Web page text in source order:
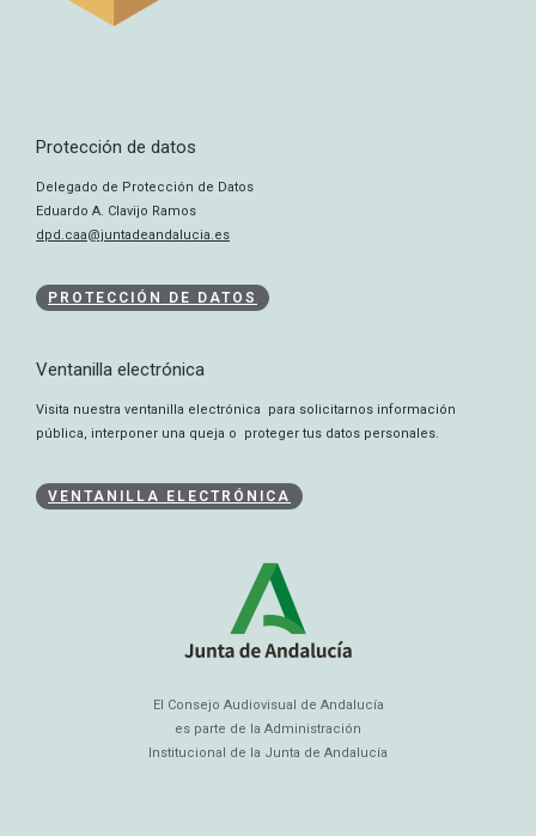
Protección de datos
Delegado de Protección de Datos
Eduardo A. Clavijo Ramos
dpd.caa@juntadeandalucia.es
PROTECCIÓN DE DATOS
Ventanilla electrónica
Visita nuestra ventanilla electrónica para solicitarnos información
pública, interponer una queja o proteger tus datos personales.
VENTANILLA ELECTRÓNICA
El Consejo Audiovisual de Andalucía
es parte de la Administración
Institucional de la Junta de Andalucía